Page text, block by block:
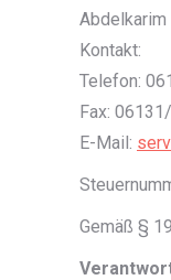
Abdelkarim
Kontakt:
Telefon:
Fax:
E-Mail:
Gemäß §